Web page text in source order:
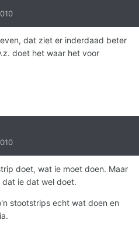
dat ziet er inderdaad beter
doet het waar het voor
doet, wat ie moet doen. Maar
ie dat wel doet.
stootstrips echt wat doen en